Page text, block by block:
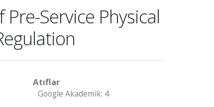
Service Physical
Atıflar
Google Akademik: 4